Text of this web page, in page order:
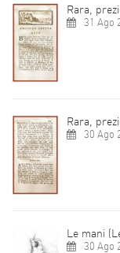
Rara,
31 Ago
Rara,
30 Ago
Le mani
30 Ago